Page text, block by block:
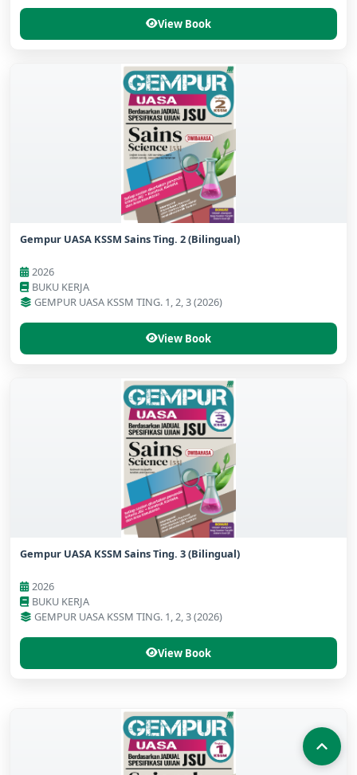
View Book
Gempur UASA KSSM Sains Ting. 2 (Bilingual)
2026
BUKU KERJA
GEMPUR UASA KSSM TING. 1, 2, 3 (2026)
View Book
Gempur UASA KSSM Sains Ting. 3 (Bilingual)
2026
BUKU KERJA
GEMPUR UASA KSSM TING. 1, 2, 3 (2026)
View Book